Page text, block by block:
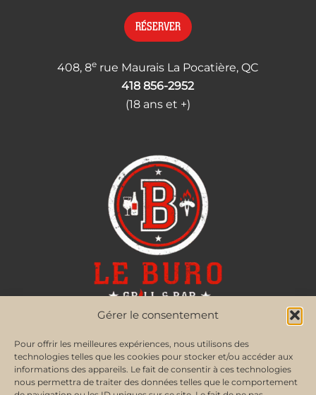
Gérer le consentement
Pour offrir les meilleures expériences, nous utilisons des
technologies telles que les cookies pour stocker et/ou accéder aux
informations des appareils. Le fait de consentir à ces technologies
nous permettra de traiter des données telles que le comportement
RÉSERVER
408, 8e rue Maurais La Pocatière, QC
418 856-2952
(18 ans et +)
RÉSEAUX SOCIAUX